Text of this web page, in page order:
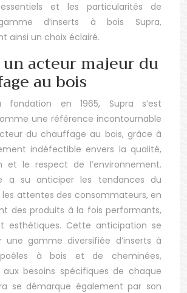
et les particularités de
d’inserts à bois Supra,
ainsi un choix éclairé.
un acteur majeur du
au bois
fondation en 1965, Supra s’est
une référence incontournable
du chauffage au bois, grâce à
indéfectible envers la qualité,
et le respect de l’environnement.
a su anticiper les tendances du
attentes des consommateurs, en
des produits à la fois performants,
esthétiques. Cette anticipation se
une gamme diversifiée d’inserts à
à bois et de cheminées,
besoins spécifiques de chaque
se démarque également par son